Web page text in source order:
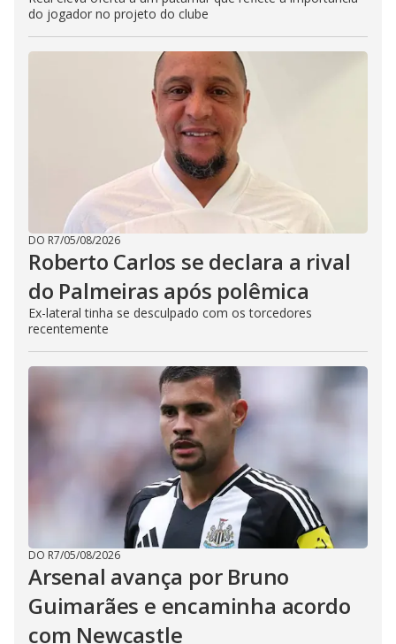
do jogador no projeto do clube
DO R7/05/08/2026
Roberto Carlos se declara a rival
do Palmeiras após polêmica
Ex-lateral tinha se desculpado com os torcedores
recentemente
DO R7/05/08/2026
Arsenal avança por Bruno
Guimarães e encaminha acordo
com Newcastle